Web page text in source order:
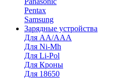
Pentax
Samsung
Зарядные устройства
Для AA/AAA
Для Ni-Mh
Для Li-Pol
Для Кроны
Для 18650